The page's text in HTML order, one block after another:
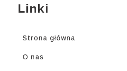
Linki
Strona główna
O nas